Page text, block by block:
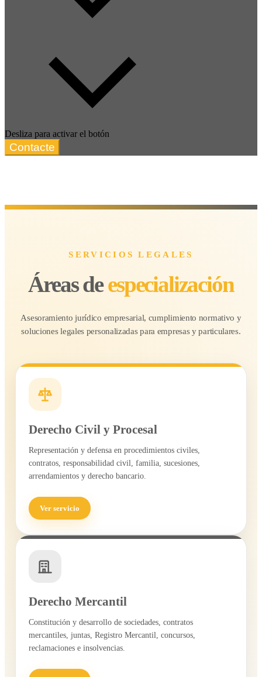
Desliza para activar el botón
Contacte
SERVICIOS LEGALES
Áreas deespecialización
Asesoramiento jurídico empresarial, cumplimiento normativo y
soluciones legales personalizadas para empresas y particulares.
Derecho Civil y Procesal
Representación y defensa en procedimientos civiles,
contratos, responsabilidad civil, familia, sucesiones,
arrendamientos y derecho bancario.
Ver servicio
Derecho Mercantil
Constitución y desarrollo de sociedades, contratos
mercantiles, juntas, Registro Mercantil, concursos,
reclamaciones e insolvencias.